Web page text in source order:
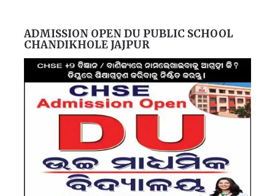
ADMISSION OPEN DU PUBLIC SCHOOL
CHANDIKHOLE JAJPUR